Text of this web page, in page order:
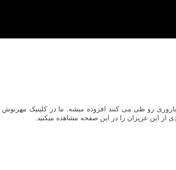
رو طی می کنند افزوده میشه. ما در کلینیک
از این عزیزان را در این صفحه مشاهده میکنید.